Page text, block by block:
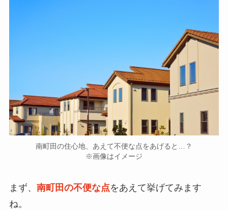
南町田の住心地、あえて不便な点をあげると…？
※画像はイメージ
まず、 南町田の不便な点をあえて挙げてみます
ね。